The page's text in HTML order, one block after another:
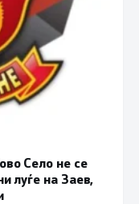
Село не се
луѓе на Заев,